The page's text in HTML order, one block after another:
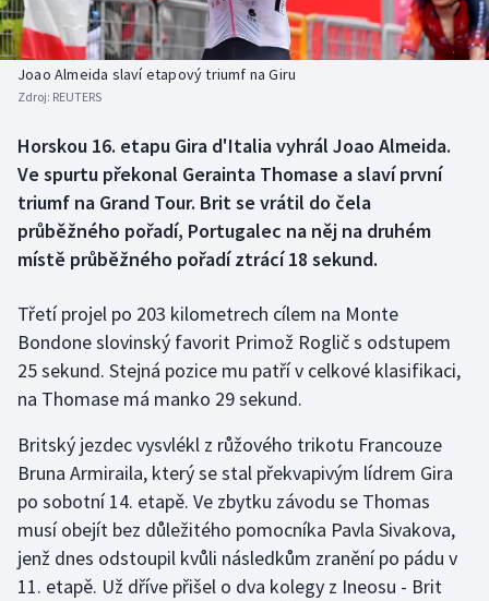
Box
Curling
Florbal
Futsal
Golf
Gymnastika
Házená
Jezdectví
Judo
Krasobruslení
Lezení
Joao Almeida slaví etapový triumf na Giru
Zdroj: REUTERS
Horskou 16. etapu Gira d'Italia vyhrál Joao Almeida.
Ve spurtu překonal Gerainta Thomase a slaví první
triumf na Grand Tour. Brit se vrátil do čela
průběžného pořadí, Portugalec na něj na druhém
místě průběžného pořadí ztrácí 18 sekund.
Třetí projel po 203 kilometrech cílem na Monte
Bondone slovinský favorit Primož Roglič s odstupem
25 sekund. Stejná pozice mu patří v celkové klasifikaci,
na Thomase má manko 29 sekund.
Britský jezdec vysvlékl z růžového trikotu Francouze
Bruna Armiraila, který se stal překvapivým lídrem Gira
po sobotní 14. etapě. Ve zbytku závodu se Thomas
musí obejít bez důležitého pomocníka Pavla Sivakova,
jenž dnes odstoupil kvůli následkům zranění po pádu v
11. etapě. Už dříve přišel o dva kolegy z Ineosu - Brit